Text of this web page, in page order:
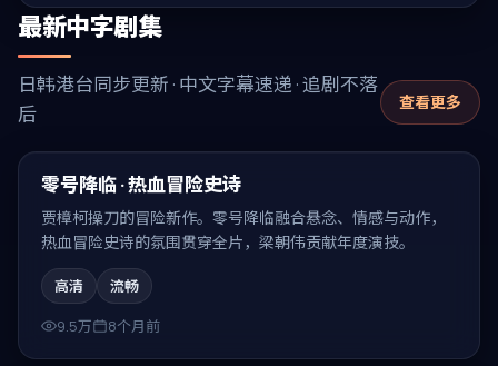
最新中字剧集
日韩港台同步更新 · 中文字幕速递 · 追剧不落
后
查看更多
最新
99:06
零号降临 · 热血冒险史诗
贾樟柯操刀的冒险新作。零号降临融合悬念、情感与动作，
热血冒险史诗的氛围贯穿全片，梁朝伟贡献年度演技。
高清
流畅
9.5万
8个月前